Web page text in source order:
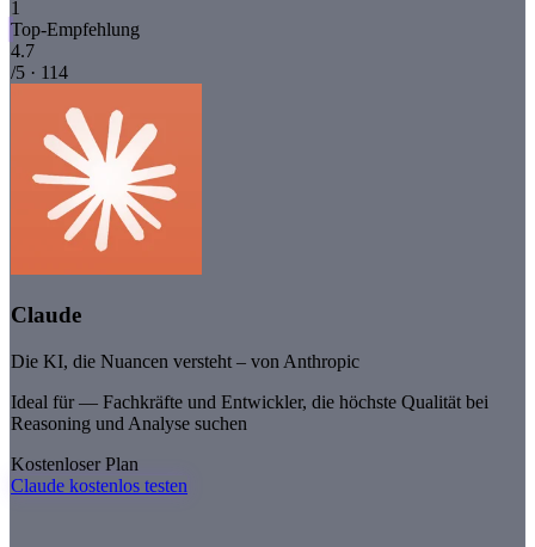
1
Top-Empfehlung
4.7
/5 · 114
Claude
Die KI, die Nuancen versteht – von Anthropic
Ideal für — Fachkräfte und Entwickler, die höchste Qualität bei
Reasoning und Analyse suchen
Kostenloser Plan
Claude kostenlos testen